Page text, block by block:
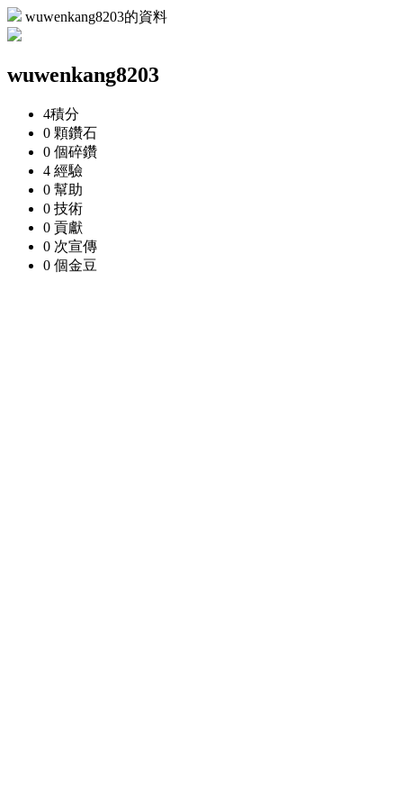
wuwenkang8203的資料
wuwenkang8203
4積分
0 顆鑽石
0 個碎鑽
4 經驗
0 幫助
0 技術
0 貢獻
0 次宣傳
0 個金豆